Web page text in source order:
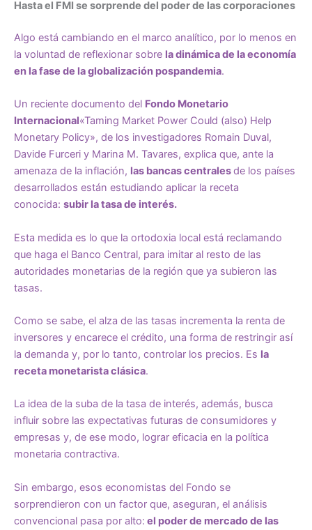
Hasta el FMI se sorprende del poder de las corporaciones
Algo está cambiando en el marco analítico, por lo menos en
la voluntad de reflexionar sobre la dinámica de la economía
en la fase de la globalización pospandemia.
Un reciente documento del Fondo Monetario
Internacional«Taming Market Power Could (also) Help
Monetary Policy», de los investigadores Romain Duval,
Davide Furceri y Marina M. Tavares, explica que, ante la
amenaza de la inflación, las bancas centralesde los países
desarrollados están estudiando aplicar la receta
conocida: subir la tasa de interés.
Esta medida es lo que la ortodoxia local está reclamando
que haga el Banco Central, para imitar al resto de las
autoridades monetarias de la región que ya subieron las
tasas.
Como se sabe, el alza de las tasas incrementa la renta de
inversores y encarece el crédito, una forma de restringir así
la demanda y, por lo tanto, controlar los precios. Es la
receta monetarista clásica.
La idea de la suba de la tasa de interés, además, busca
influir sobre las expectativas futuras de consumidores y
empresas y, de ese modo, lograr eficacia en la política
monetaria contractiva.
Sin embargo, esos economistas del Fondo se
sorprendieron con un factor que, aseguran, el análisis
convencional pasa por alto: el poder de mercado de las